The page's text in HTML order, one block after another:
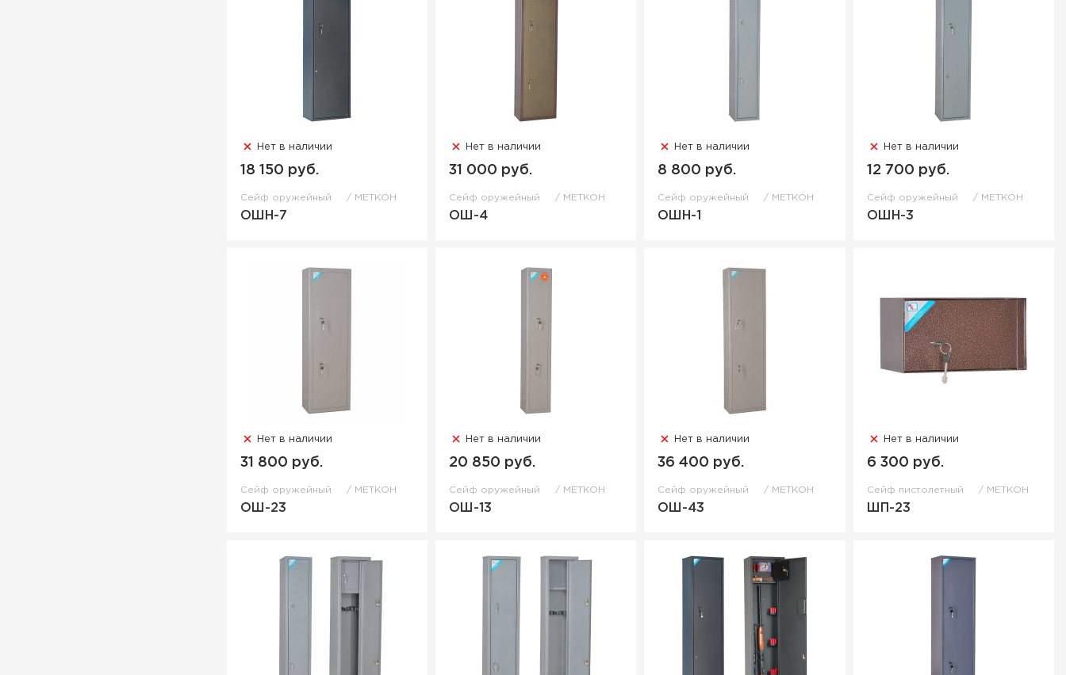
Нет в наличии
18 150 руб.
Сейф оружейный МЕТКОН
ОШН-7
Нет в наличии
31 000 руб.
Сейф оружейный МЕТКОН
ОШ-4
Нет в наличии
8 800 руб.
Сейф оружейный МЕТКОН
ОШН-1
Нет в наличии
12 700 руб.
Сейф оружейный МЕТКОН
ОШН-3
Нет в наличии
31 800 руб.
Сейф оружейный МЕТКОН
ОШ-23
Нет в наличии
20 850 руб.
Сейф оружейный МЕТКОН
ОШ-13
Нет в наличии
36 400 руб.
Сейф оружейный МЕТКОН
ОШ-43
Нет в наличии
6 300 руб.
Сейф пистолетный МЕТКОН
ШП-23